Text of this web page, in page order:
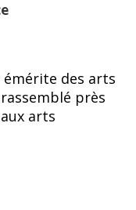
émérite des arts
près
arts